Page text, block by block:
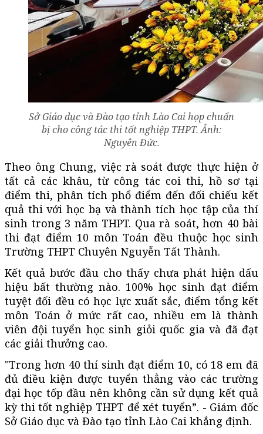
Sở Giáo dục và Đào tạo tỉnh Lào Cai họp chuẩn
bị cho công tác thi tốt nghiệp THPT. Ảnh:
Nguyên Đức.
Theo ông Chung, việc rà soát được thực hiện ở
tất cả các khâu, từ công tác coi thi, hồ sơ tại
điểm thi, phân tích phổ điểm đến đối chiếu kết
quả thi với học bạ và thành tích học tập của thí
sinh trong 3 năm THPT. Qua rà soát, hơn 40 bài
thi đạt điểm 10 môn Toán đều thuộc học sinh
Trường THPT Chuyên Nguyễn Tất Thành.
Kết quả bước đầu cho thấy chưa phát hiện dấu
hiệu bất thường nào. 100% học sinh đạt điểm
tuyệt đối đều có học lực xuất sắc, điểm tổng kết
môn Toán ở mức rất cao, nhiều em là thành
viên đội tuyển học sinh giỏi quốc gia và đã đạt
các giải thưởng cao.
"Trong hơn 40 thí sinh đạt điểm 10, có 18 em đã
đủ điều kiện được tuyển thẳng vào các trường
đại học tốp đầu nên không cần sử dụng kết quả
kỳ thi tốt nghiệp THPT để xét tuyển”. - Giám đốc
Sở Giáo dục và Đào tạo tỉnh Lào Cai khẳng định.